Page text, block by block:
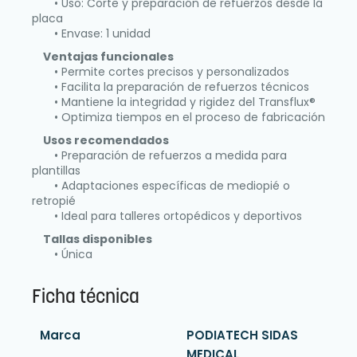
placa
• Envase: 1 unidad
Ventajas funcionales
• Permite cortes precisos y personalizados
• Facilita la preparación de refuerzos técnicos
• Mantiene la integridad y rigidez del Transflux®
• Optimiza tiempos en el proceso de fabricación
Usos recomendados
• Preparación de refuerzos a medida para
plantillas
• Adaptaciones específicas de mediopié o
retropié
• Ideal para talleres ortopédicos y deportivos
Tallas disponibles
• Única
Ficha técnica
Marca
PODIATECH SIDAS